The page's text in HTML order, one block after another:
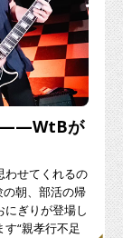
——WtBが
わせてくれるの
朝、部活の帰
にぎりが登場し
“親孝行不足